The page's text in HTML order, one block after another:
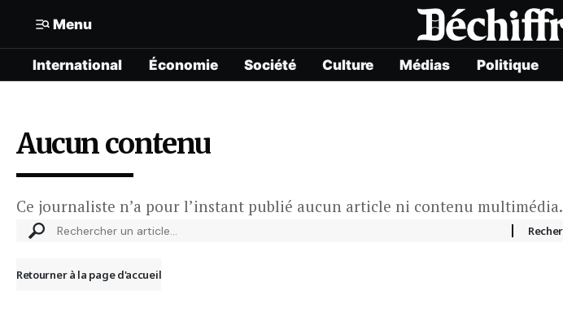
Menu
International Économie Société Culture Médias Politique
International
Société
Politique
Mon compte
N° Compte :
Gérer mes informations
Mon abonnement
Mes articles enregistrés
Mes newsletters
Aucun contenu
Ce journaliste n’a pour l’instant publié aucun article ni contenu multimédia.
Retourner à la page d'accueil